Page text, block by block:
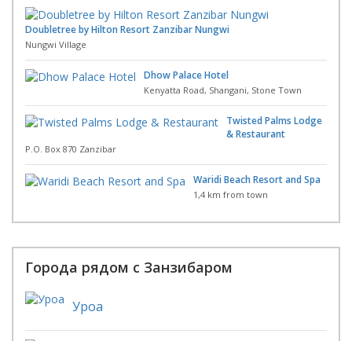
Doubletree by Hilton Resort Zanzibar Nungwi
Nungwi Village
Dhow Palace Hotel
Kenyatta Road, Shangani, Stone Town
Twisted Palms Lodge
& Restaurant
P.O. Box 870 Zanzibar
Waridi Beach Resort and Spa
1,4 km from town
Города рядом с Занзибаром
Уроа